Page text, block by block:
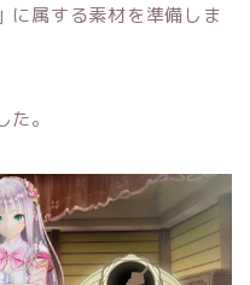
に属する素材を準備しま
た。